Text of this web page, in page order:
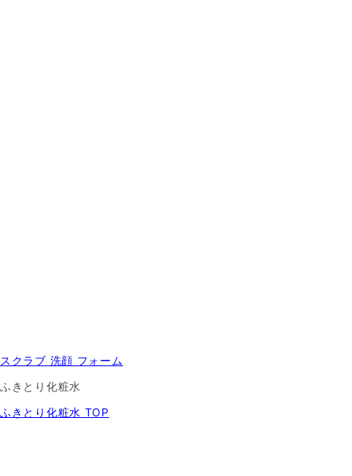
スクラブ 洗顔 フォーム
ふきとり化粧水
ふきとり化粧水 TOP